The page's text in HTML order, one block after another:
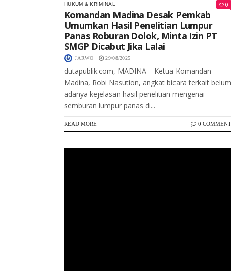
HUKUM & KRIMINAL 0
Komandan Madina Desak Pemkab
Umumkan Hasil Penelitian Lumpur
Panas Roburan Dolok, Minta Izin PT
SMGP Dicabut Jika Lalai
JARWO 29/08/2025
dutapublik.com, MADINA – Ketua Komandan
Madina, Robi Nasution, angkat bicara terkait belum
adanya kejelasan hasil penelitian mengenai
semburan lumpur panas di...
READ MORE 0 COMMENT
Keterangan Gambar: Suasana rumah duka almarhum Affan Kurniawan di Jakarta, Jumat (29/8/2025). Ayah Affan, Zulkifli, didampingi keluarga menyampaikan pernyataan kepada wartawan terkait kasus yang menewaskan putranya usai dilindas kendaraan taktis Brimob di Pejompongan.